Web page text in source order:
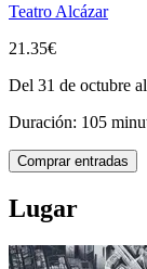
Teatro Alcázar
21.35€
Del 31 de octubre
Duración: 105
Comprar entradas
Lugar